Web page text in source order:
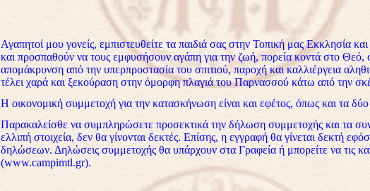
Αγαπητοί μου γονείς, εμπιστευθείτε τα παιδιά σας στην Τοπική μας Εκκλησία
και προσπαθούν να τους εμφυσήσουν αγάπη για την ζωή, πορεία κοντά στο Θεό,
απομάκρυνση από την υπερπροστασία του σπιτιού, παροχή και καλλιέργεια
τέλει χαρά και ξεκούραση στην όμορφη πλαγιά του Παρνασσού κάτω από την
Η οικονομική συμμετοχή για την κατασκήνωση είναι και εφέτος, όπως και τα
Παρακαλείσθε να συμπληρώσετε προσεκτικά την δήλωση συμμετοχής και τα
ελλιπή στοιχεία, δεν θα γίνονται δεκτές. Επίσης, η εγγραφή θα γίνεται δεκτή
δηλώσεων. Δηλώσεις συμμετοχής θα υπάρχουν στα Γραφεία ή μπορείτε να τις
(www.campimtl.gr).